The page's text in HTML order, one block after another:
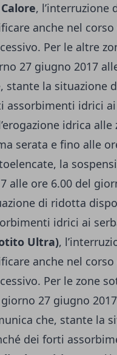
, l’interruzione
anche nel
Per le altre
27 giugno 2017
stante la situazione
assorbimenti idrici
idrica
serata e fino alle
la
alle ore 6.00 del
di ridotta
idrici ai
Ultra),
anche nel
Per le zone
27 giugno
che, stante la
dei forti